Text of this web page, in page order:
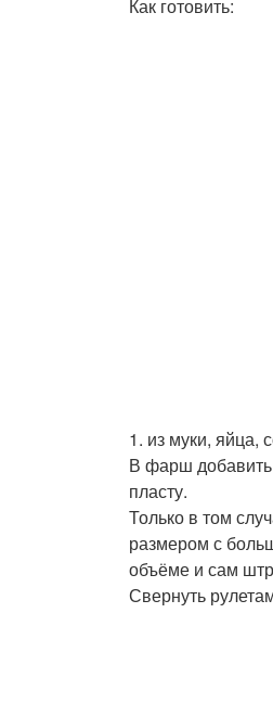
Как готовить:
1. из муки, яйца,
В фарш добавить
пласту.
Только в том
размером с
объёме и сам
Свернуть